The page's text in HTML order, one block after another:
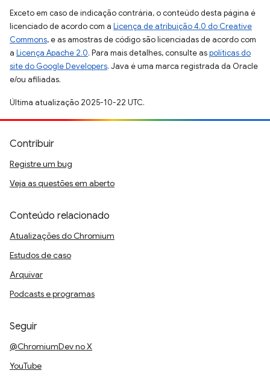
Exceto em caso de indicação contrária, o conteúdo desta página é
licenciado de acordo com a Licença de atribuição 4.0 do Creative
Commons, e as amostras de código são licenciadas de acordo com
a Licença Apache 2.0. Para mais detalhes, consulte aspolíticas do
site do Google Developers. Java é uma marca registrada da Oracle
e/ou afiliadas.
Última atualização 2025-10-22 UTC.
Contribuir
Registre um bug
Veja as questões em aberto
Conteúdo relacionado
Atualizações do Chromium
Estudos de caso
Arquivar
Podcasts e programas
Seguir
@ChromiumDev no X
YouTube